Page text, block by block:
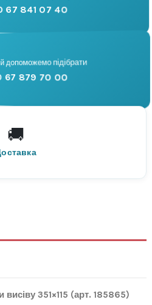
запчастин
67 841 07 40
📞
допоможемо підібрати
67 879 70 00
🚚
всій Україні
Пошта
351×115 (арт. 185865)